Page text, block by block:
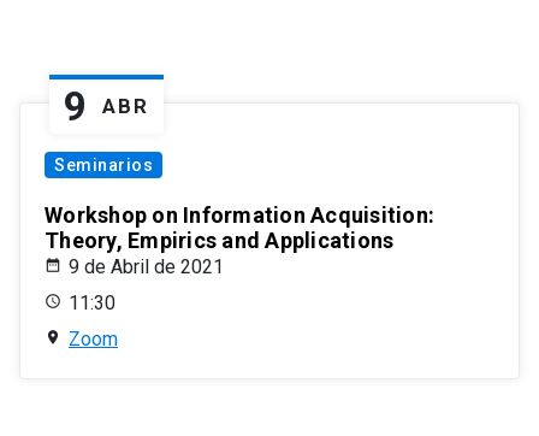
9 ABR
Seminarios
Workshop on Information Acquisition:
Theory, Empirics and Applications
9 de Abril de 2021
11:30
Zoom